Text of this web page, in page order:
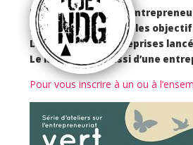
L’écologisation de
L’entrepreneuriat et les
Le soutien aux entreprises
Le lancement réussi d’une
Pour vous inscrire à un ou à